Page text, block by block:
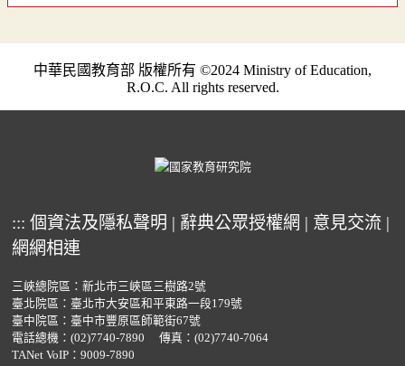
中華民國教育部 版權所有 ©2024 Ministry of Education,
R.O.C. All rights reserved.
::: 個資法及隱私聲明 | 辭典公眾授權網 | 意見交流 |
網網相連
三峽總院區：新北市三峽區三樹路2號
臺北院區：臺北市大安區和平東路一段179號
臺中院區：臺中市豐原區師範街67號
電話總機： (02)7740-7890
傳真：(02)7740-7064
TANet VoIP：9009-7890